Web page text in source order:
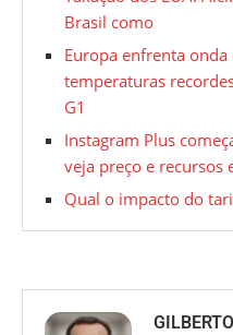
Brasil como
Europa enfrenta
temperaturas
G1
Instagram Plus
veja preço e recursos
Qual o impacto do